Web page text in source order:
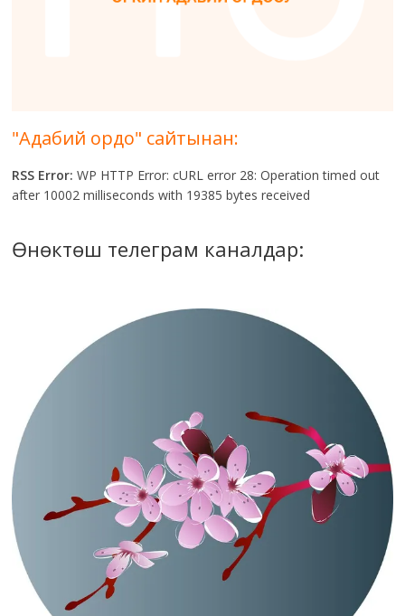
"Адабий ордо" сайтынан:
RSS Error: WP HTTP Error: cURL error 28: Operation timed out
after 10002 milliseconds with 19385 bytes received
Өнөктөш телеграм каналдар: